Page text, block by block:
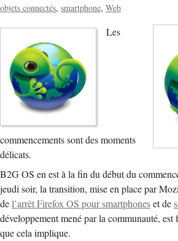
objets connectés smartphone Web
Les
commencements sont des moments
délicats.
B2G OS en est à la fin du début du
jeudi soir, la transition, mise en place par
del’arrêt Firefox OS pour smartphoneset de
développement mené par la communauté,
que cela implique.